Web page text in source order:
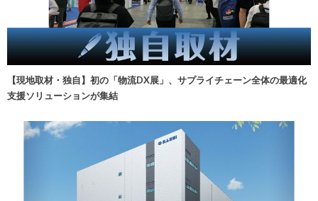
【現地取材・独自】初の「物流DX展」、サプライチェーン全体の最適化
支援ソリューションが集結